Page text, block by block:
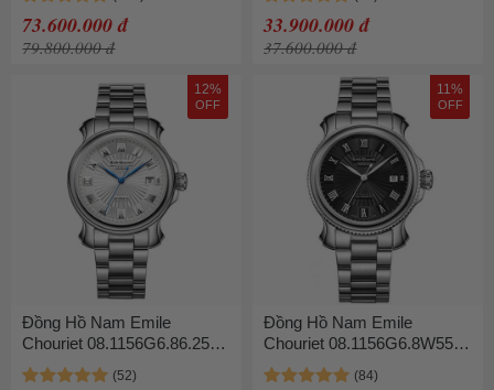
Dây Da
73.600.000 đ
79.800.000 đ
33.900.000 đ
37.600.000 đ
12%
OFF
Đồng Hồ Nam Emile
Chouriet 08.1156G6.86.25.6
40mm Màu Bạc
11%
OFF
Đồng Hồ Nam Emile
Chouriet 08.1156G6.8W55.6
40mm